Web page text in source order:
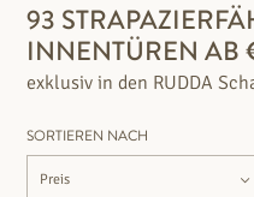
93
INNENTÜREN AB
exklusiv in den RUDDA
SORTIEREN NACH